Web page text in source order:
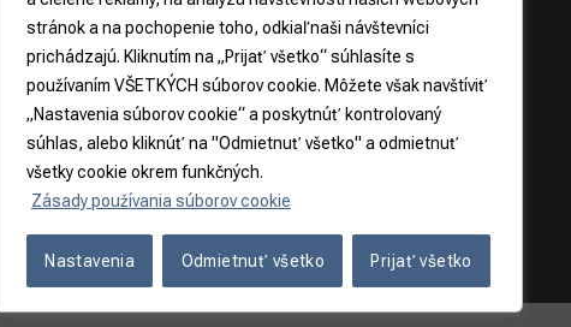
stránok a na pochopenie toho, odkiaľ naši návštevníci
prichádzajú. Kliknutím na „Prijať všetko“ súhlasíte s
používaním VŠETKÝCH súborov cookie. Môžete však navštíviť
„Nastavenia súborov cookie“ a poskytnúť kontrolovaný
súhlas, alebo kliknúť na "Odmietnuť všetko" a odmietnuť
všetky cookie okrem funkčných.
Zásady používania súborov cookie
Nastavenia Odmietnuť všetko Prijať všetko
Odstúpenie od zmluvy